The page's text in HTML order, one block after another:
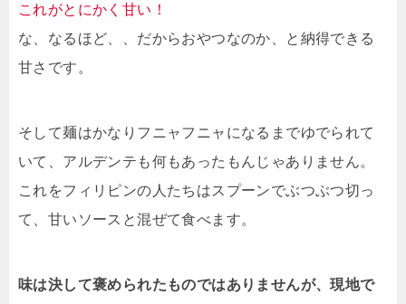
これがとにかく甘い！
な、なるほど、、だからおやつなのか、と納得できる
甘さです。
そして麺はかなりフニャフニャになるまでゆでられて
いて、アルデンテも何もあったもんじゃありません。
これをフィリピンの人たちはスプーンでぶつぶつ切っ
て、甘いソースと混ぜて食べます。
味は決して褒められたものではありませんが、現地で